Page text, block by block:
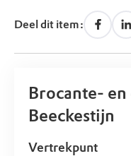
Deel dit item:
Brocante-
Beeckestijn
Vertrekpunt